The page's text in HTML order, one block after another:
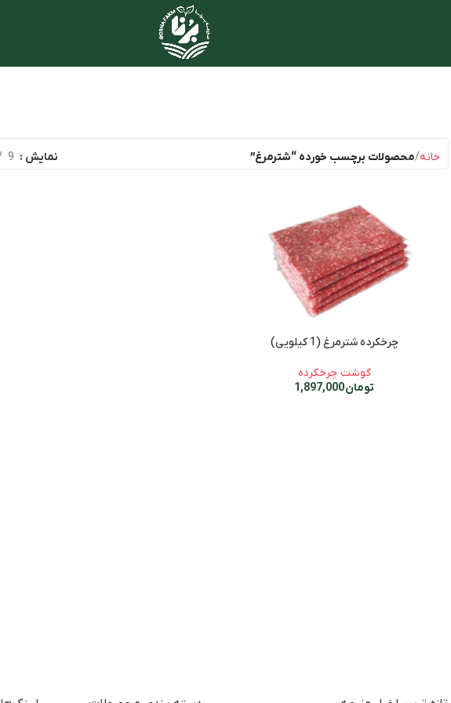
خانه محصولات برچسب خورده “شترمرغ” نمایش 9
چرخکرده شترمرغ (1 کیلویی)
گوشت چرخکرده
تومان